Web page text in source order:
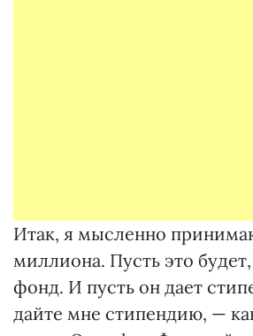
Итак, я мысленно
миллиона. Пусть это
фонд. И пусть он дает
дайте мне стипендию, —